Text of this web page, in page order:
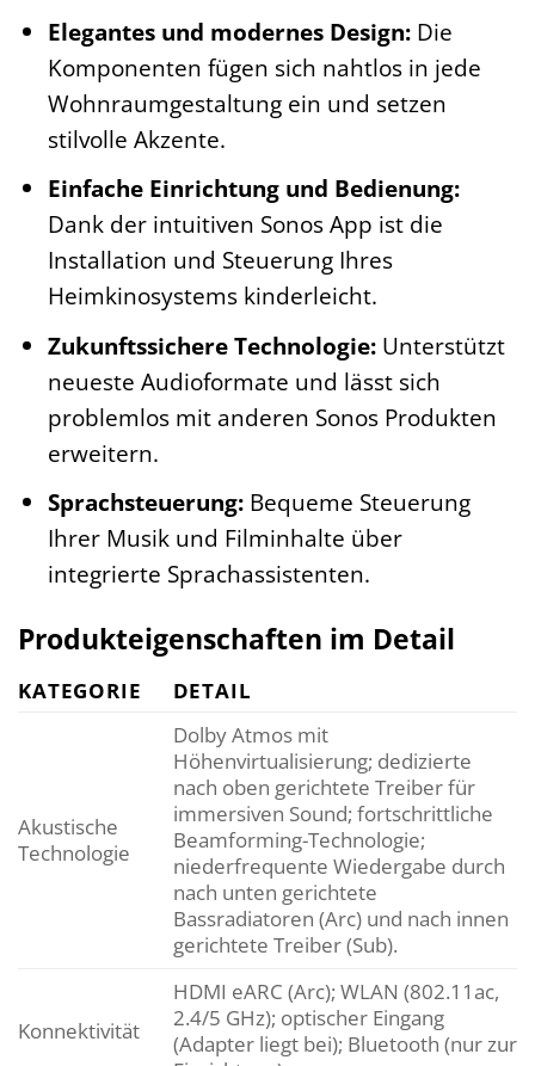
Elegantes und modernes Design:Die
Komponenten fügen sich nahtlos in jede
Wohnraumgestaltung ein und setzen
stilvolle Akzente.
Einfache Einrichtung und Bedienung:
Dank der intuitiven Sonos App ist die
Installation und Steuerung Ihres
Heimkinosystems kinderleicht.
Zukunftssichere Technologie:Unterstützt
neueste Audioformate und lässt sich
problemlos mit anderen Sonos Produkten
erweitern.
Sprachsteuerung:Bequeme Steuerung
Ihrer Musik und Filminhalte über
integrierte Sprachassistenten.
Produkteigenschaften im Detail
KATEGORIE DETAIL
Akustische
Technologie
Dolby Atmos mit
Höhenvirtualisierung; dedizierte
nach oben gerichtete Treiber für
immersiven Sound; fortschrittliche
Beamforming-Technologie;
niederfrequente Wiedergabe durch
nach unten gerichtete
Bassradiatoren (Arc) und nach innen
gerichtete Treiber (Sub).
Konnektivität
HDMI eARC (Arc); WLAN (802.11ac,
2.4/5 GHz); optischer Eingang
(Adapter liegt bei); Bluetooth (nur zur